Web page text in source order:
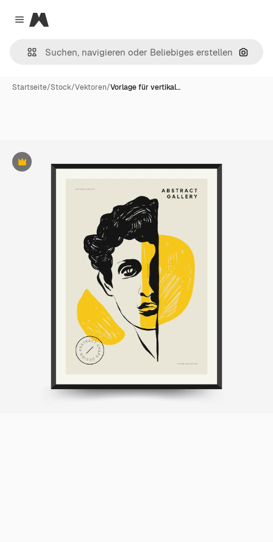
Close menu
Magnific
Nach
Startseite/Stock/Vektoren/Vorlage für vertikal…
Premium